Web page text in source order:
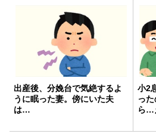
出産後、分娩台で気絶するよ
うに眠った妻。傍にいた夫
は…
小2
っ
ら…